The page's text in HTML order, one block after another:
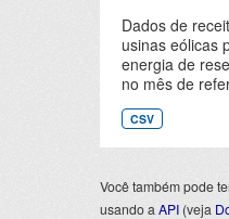
Dados de
usinas eólicas
energia de
no mês de
CSV
Você também pode
usando a API (veja